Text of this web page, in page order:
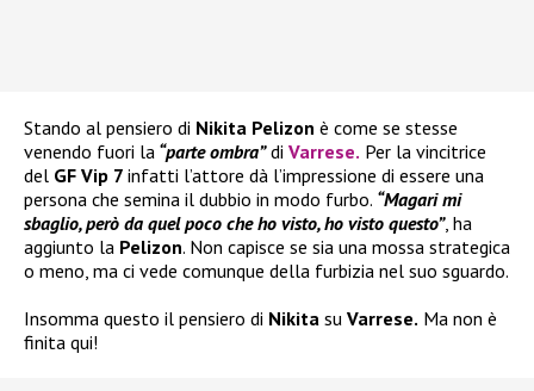
Stando al pensiero di Nikita Pelizon è come se stesse
venendo fuori la “parte ombra”di Varrese. Per la vincitrice
del GF Vip 7 infatti l’attore dà l’impressione di essere una
persona che semina il dubbio in modo furbo. “Magari mi
sbaglio, però da quel poco che ho visto, ho visto questo”, ha
aggiunto la Pelizon. Non capisce se sia una mossa strategica
o meno, ma ci vede comunque della furbizia nel suo sguardo.
Insomma questo il pensiero di Nikita su Varrese. Ma non è
finita qui!